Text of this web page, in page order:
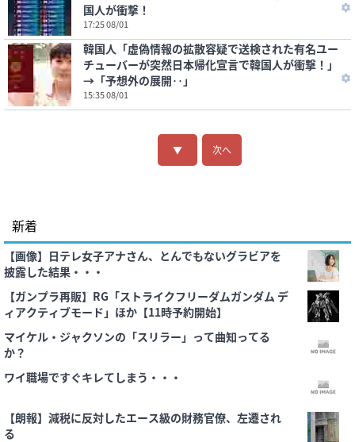
国人が衝撃！
17:25 08/01
韓国人「虚偽情報の拡散容疑で送検された有名ユー
チューバーが突然日本帰化宣言で韓国人が衝撃！」
→「予想外の展開‥」
15:35 08/01
▼ 次へ
新着
【画像】日テレ女子アナさん、とんでもないグラビアを
披露した結果・・・
【ガンプラ再販】RG「ストライクフリーダムガンダム デ
ィアクティブモード」ほか【11時予約開始】
マイケル・ジャクソンの「スリラー」って曲知ってる
か？
ワイ職場ですぐキレてしまう・・・
【朗報】減税に反対したエース級の財務官僚、左遷され
る